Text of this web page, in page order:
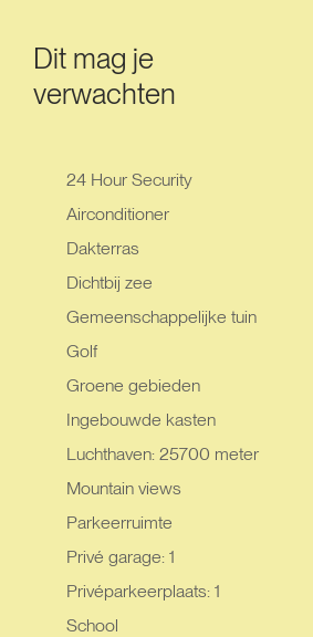
Dit mag je
verwachten
24 Hour Security
Airconditioner
Dakterras
Dichtbij zee
Gemeenschappelijke tuin
Golf
Groene gebieden
Ingebouwde kasten
Luchthaven: 25700 meter
Mountain views
Parkeerruimte
Privé garage: 1
Privéparkeerplaats: 1
School